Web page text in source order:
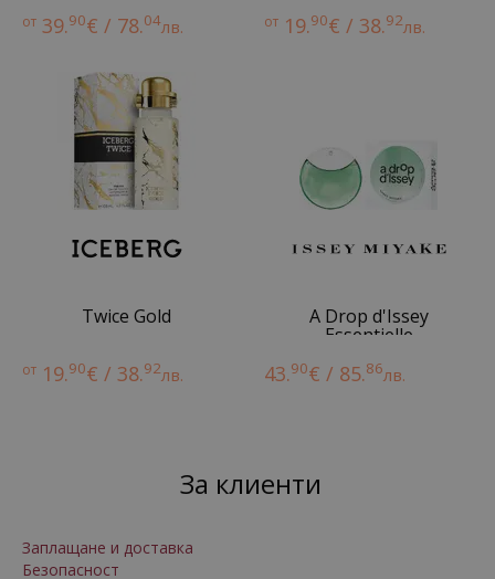
от 39.90€ / 78.04лв. от 19.90€ / 38.92лв.
Twice Gold
от 19.90€ / 38.92лв.
A Drop d'Issey
Essentielle
43.90€ / 85.86лв.
За клиенти
Заплащане и доставка
Безопасност